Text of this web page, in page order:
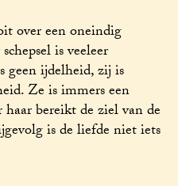
over een oneindig
is veeleer
geen ijdelheid, zij is
Ze is immers een
bereikt de ziel van de
is de liefde niet iets